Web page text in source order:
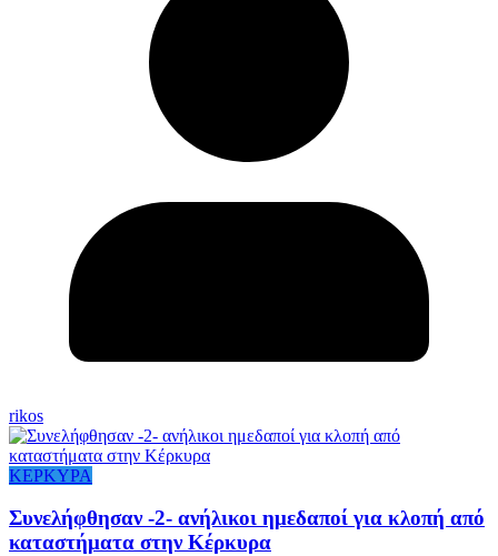
rikos
ΚΕΡΚΥΡΑ
Συνελήφθησαν -2- ανήλικοι ημεδαποί για κλοπή από
καταστήματα στην Κέρκυρα